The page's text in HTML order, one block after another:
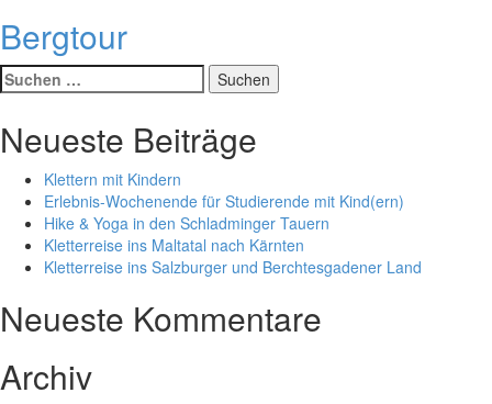
Bergtour
Suche
nach:
Neueste Beiträge
Klettern mit Kindern
Erlebnis-Wochenende für Studierende mit Kind(ern)
Hike & Yoga in den Schladminger Tauern
Kletterreise ins Maltatal nach Kärnten
Kletterreise ins Salzburger und Berchtesgadener Land
Neueste Kommentare
Archiv